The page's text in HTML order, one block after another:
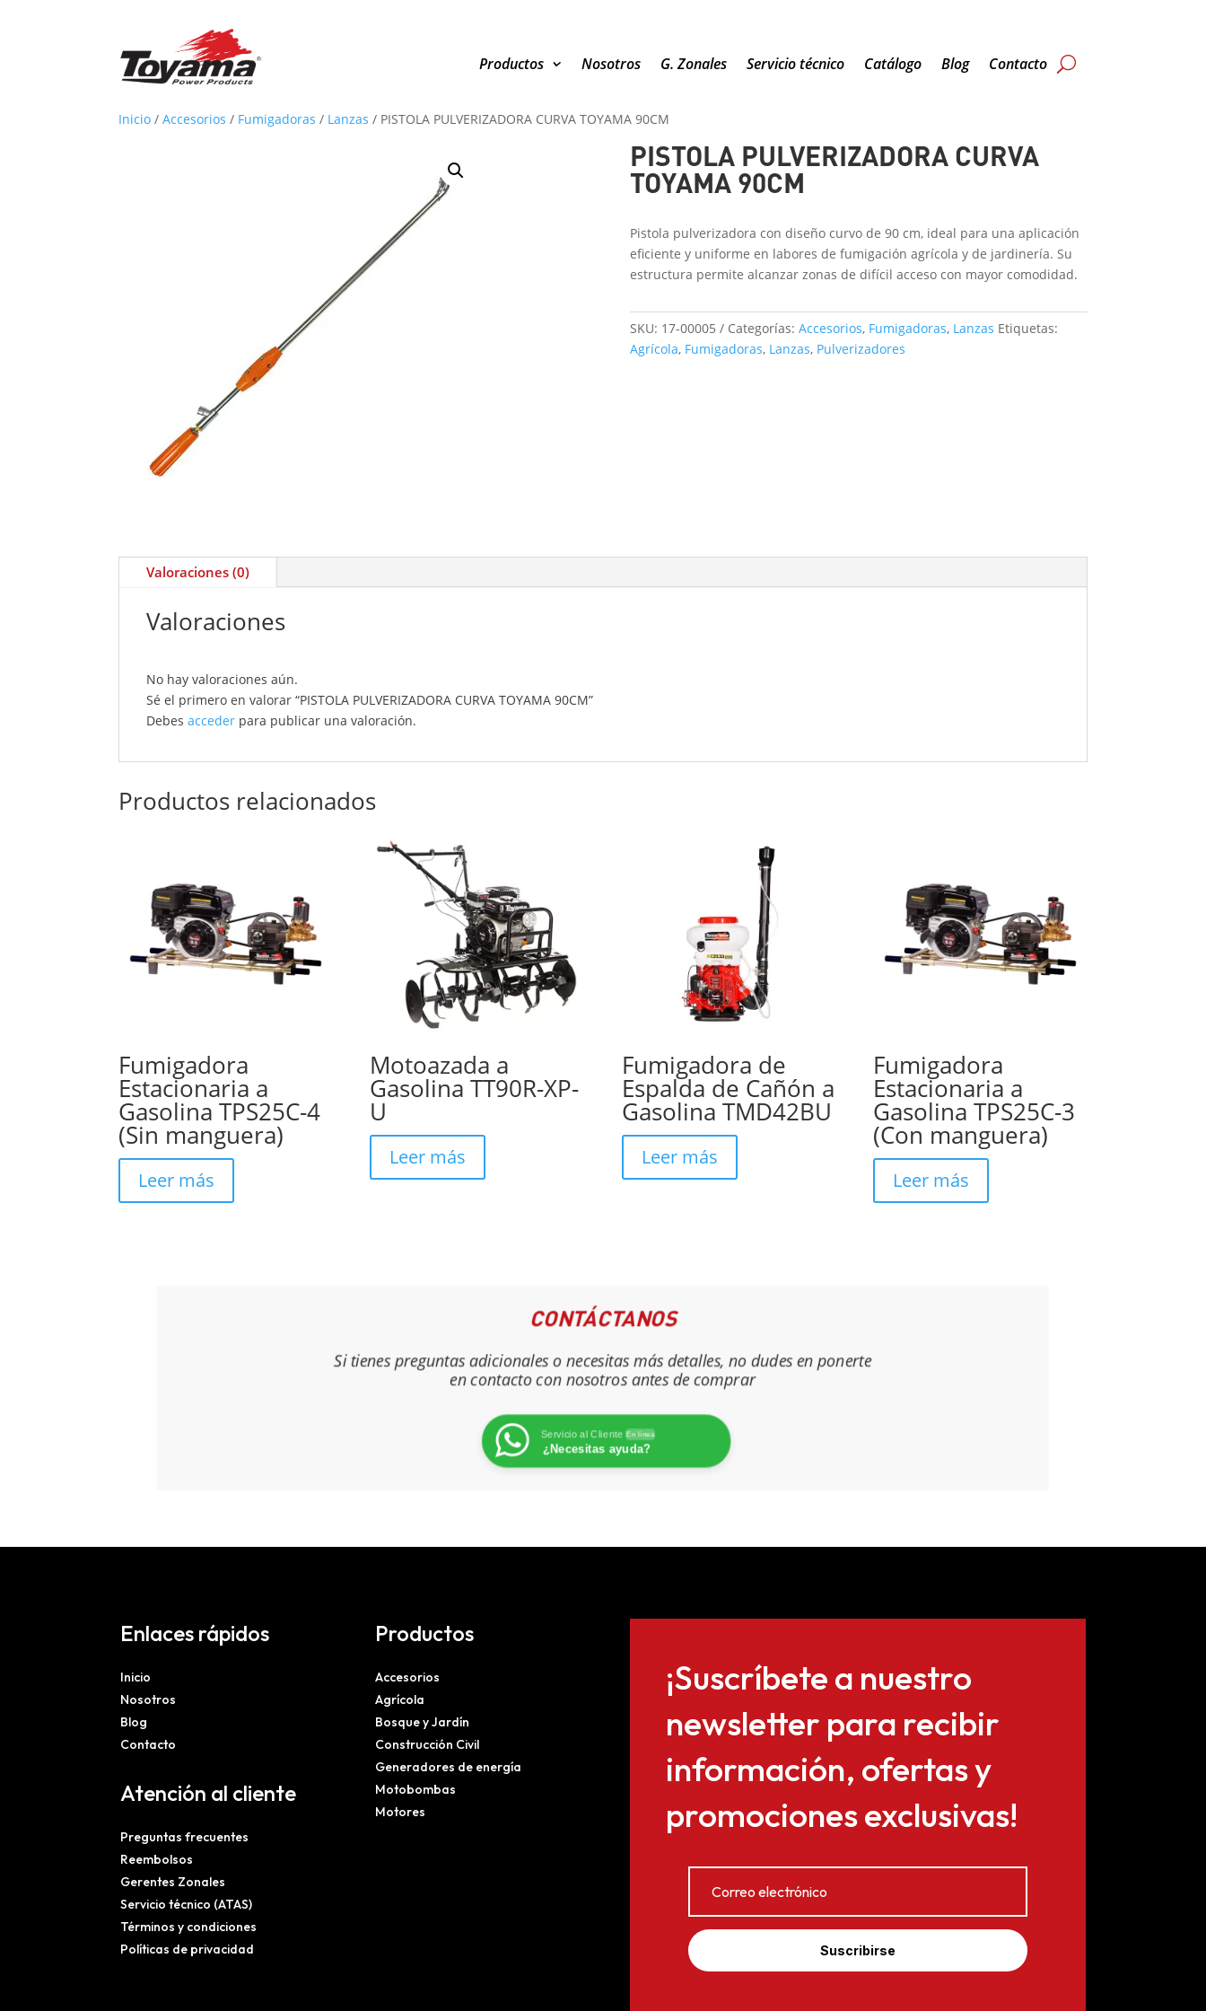
Productos Nosotros G. Zonales Servicio técnico Catálogo Blog Contacto
Inicio / Accesorios / Fumigadoras / Lanzas / PISTOLA PULVERIZADORA CURVA TOYAMA 90CM
PISTOLA PULVERIZADORA CURVA
TOYAMA 90CM
Pistola pulverizadora con diseño curvo de 90 cm, ideal para una aplicación
eficiente y uniforme en labores de fumigación agrícola y de jardinería. Su
estructura permite alcanzar zonas de difícil acceso con mayor comodidad.
SKU: 17-00005 Categorías: Accesorios, Fumigadoras, Lanzas Etiquetas:
Agrícola, Fumigadoras, Lanzas, Pulverizadores
Valoraciones (0)
Valoraciones
No hay valoraciones aún.
Sé el primero en valorar “PISTOLA PULVERIZADORA CURVA TOYAMA 90CM”
Debes acceder para publicar una valoración.
Productos relacionados
Fumigadora
Estacionaria a
Gasolina TPS25C-4
(Sin manguera)
Leer más
Motoazada a
Gasolina TT90R-XP-
U
Leer más
Fumigadora de
Espalda de Cañón a
Gasolina TMD42BU
Leer más
Fumigadora
Estacionaria a
Gasolina TPS25C-3
(Con manguera)
Leer más
CONTÁCTANOS
Si tienes preguntas adicionales o necesitas más detalles, no dudes en ponerte
en contacto con nosotros antes de comprar
Servicio al Cliente En línea
¿Necesitas ayuda?
Enlaces rápidos
Inicio
Nosotros
Blog
Contacto
Atención al cliente
Preguntas frecuentes
Reembolsos
Gerentes Zonales
Servicio técnico (ATAS)
Términos y condiciones
Políticas de privacidad
Productos
Accesorios
Agrícola
Bosque y Jardín
Construcción Civil
Generadores de energía
Motobombas
Motores
¡Suscríbete a nuestro
newsletter para recibir
información, ofertas y
promociones exclusivas!
Suscribirse